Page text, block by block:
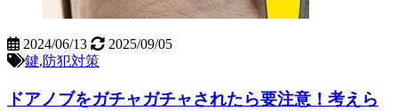
2024/06/13
2025/09/05
鍵,防犯対策
ドアノブをガチャガチャされたら要注意！考えら